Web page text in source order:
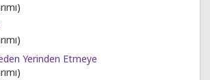
Yerinden Etmeye